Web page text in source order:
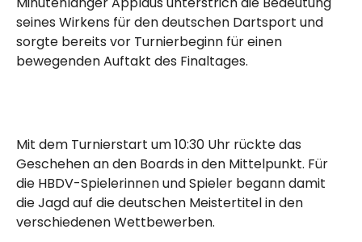
seines Wirkens für den deutschen Dartsport und
sorgte bereits vor Turnierbeginn für einen
bewegenden Auftakt des Finaltages.
Mit dem Turnierstart um 10:30 Uhr rückte das
Geschehen an den Boards in den Mittelpunkt. Für
die HBDV-Spielerinnen und Spieler begann damit
die Jagd auf die deutschen Meistertitel in den
verschiedenen Wettbewerben.